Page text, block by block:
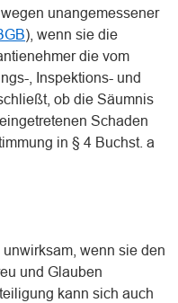
unangemessener
), wenn sie die
die vom
, Inspektions- und
ob die Säumnis
Schaden
in § 4 Buchst. a
wenn sie den
und Glauben
kann sich auch